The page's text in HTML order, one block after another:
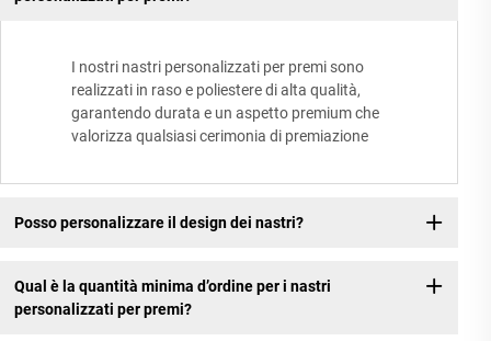
I nostri nastri personalizzati per premi sono
realizzati in raso e poliestere di alta qualità,
garantendo durata e un aspetto premium che
valorizza qualsiasi cerimonia di premiazione
Posso personalizzare il design dei nastri?
Qual è la quantità minima d’ordine per i nastri
personalizzati per premi?